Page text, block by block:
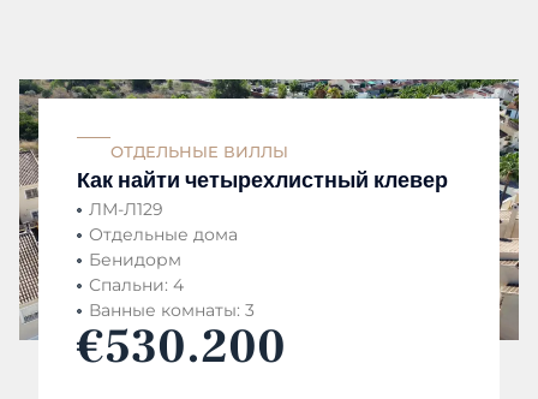
ОТДЕЛЬНЫЕ ВИЛЛЫ
Как найти четырехлистный клевер
ЛМ-Л129
Отдельные дома
Бенидорм
Спальни: 4
Ванные комнаты: 3
€530.200